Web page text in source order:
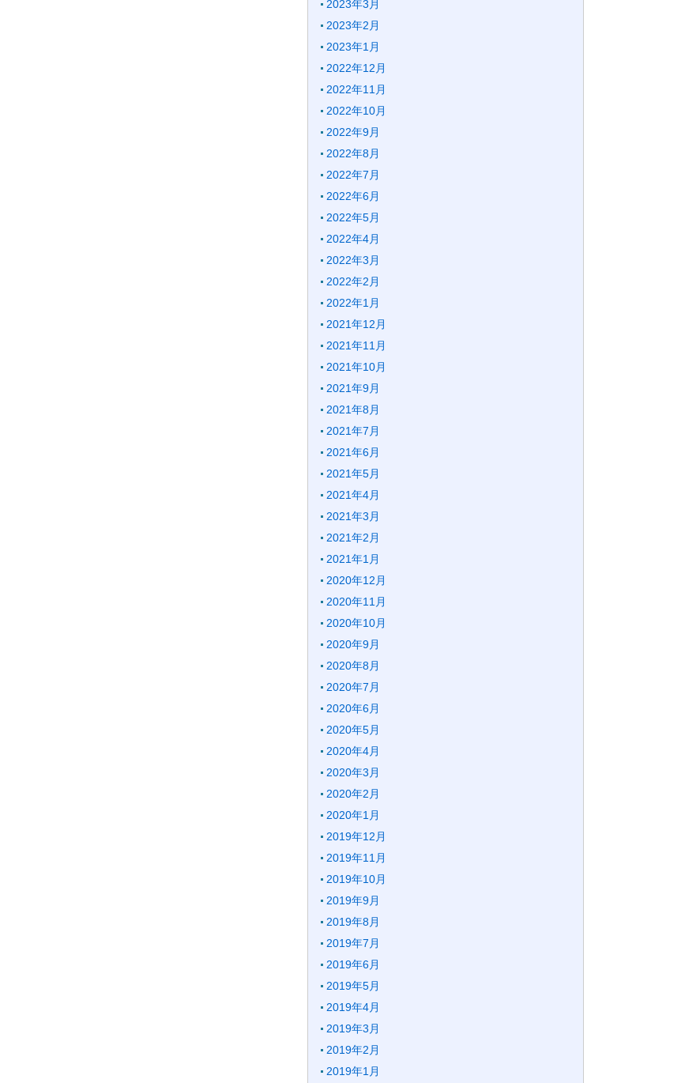
2023年3月
2023年2月
2023年1月
2022年12月
2022年11月
2022年10月
2022年9月
2022年8月
2022年7月
2022年6月
2022年5月
2022年4月
2022年3月
2022年2月
2022年1月
2021年12月
2021年11月
2021年10月
2021年9月
2021年8月
2021年7月
2021年6月
2021年5月
2021年4月
2021年3月
2021年2月
2021年1月
2020年12月
2020年11月
2020年10月
2020年9月
2020年8月
2020年7月
2020年6月
2020年5月
2020年4月
2020年3月
2020年2月
2020年1月
2019年12月
2019年11月
2019年10月
2019年9月
2019年8月
2019年7月
2019年6月
2019年5月
2019年4月
2019年3月
2019年2月
2019年1月